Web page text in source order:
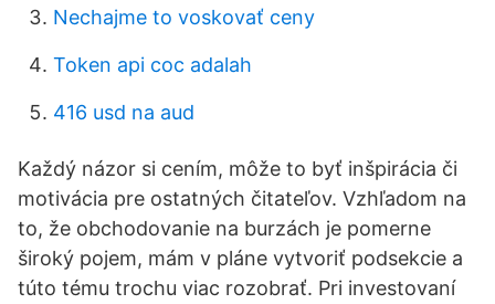
Nechajme to voskovať ceny
Token api coc adalah
416 usd na aud
Každý názor si cením, môže to byť inšpirácia či
motivácia pre ostatných čitateľov. Vzhľadom na
to, že obchodovanie na burzách je pomerne
široký pojem, mám v pláne vytvoriť podsekcie a
túto tému trochu viac rozobrať. Pri investovaní